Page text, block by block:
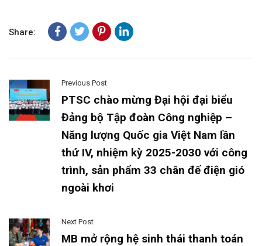
Share:
Previous Post
PTSC chào mừng Đại hội đại biểu
Đảng bộ Tập đoàn Công nghiệp –
Năng lượng Quốc gia Việt Nam lần
thứ IV, nhiệm kỳ 2025-2030 với công
trình, sản phẩm 33 chân đế điện gió
ngoài khơi
Next Post
MB mở rộng hệ sinh thái thanh toán